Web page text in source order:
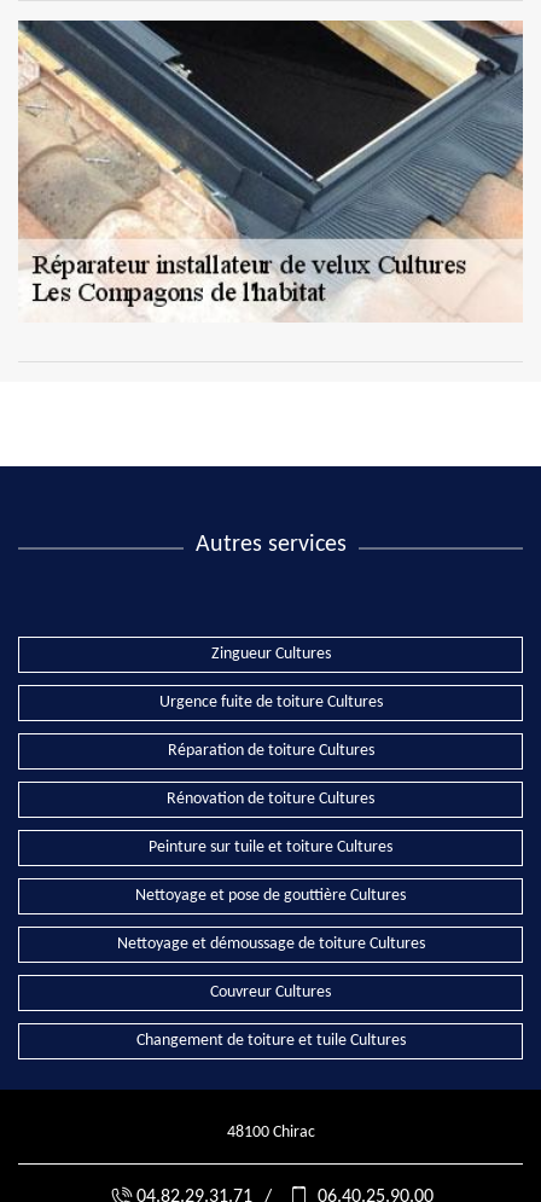
Autres services
Zingueur Cultures
Urgence fuite de toiture Cultures
Réparation de toiture Cultures
Rénovation de toiture Cultures
Peinture sur tuile et toiture Cultures
Nettoyage et pose de gouttière Cultures
Nettoyage et démoussage de toiture Cultures
Couvreur Cultures
Changement de toiture et tuile Cultures
48100 Chirac
04.82.29.31.71 / 06.40.25.90.00